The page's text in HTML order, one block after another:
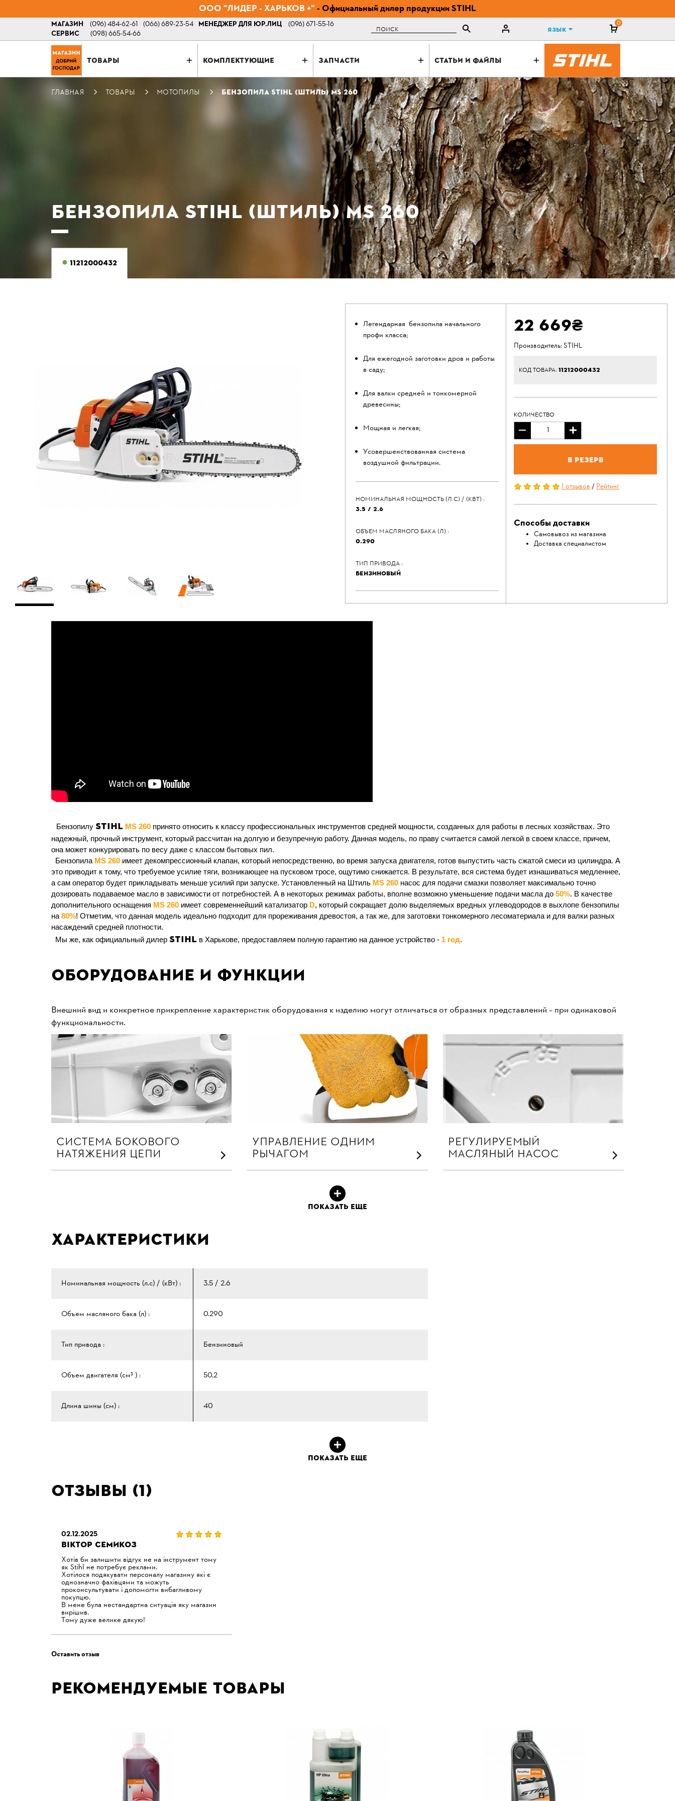
ООО "ЛИДЕР - ХАРЬКОВ +" - Официальный дилер продукции STIHL
МАГАЗИН (096) 484-62-61 (066) 689-23-54 МЕНЕДЖЕР ДЛЯ ЮР.ЛИЦ
(096) 671-55-16
СЕРВИС
(098) 665-54-66 Поиск Язык
0
ТОВАРЫ КОМПЛЕКТУЮЩИЕ ЗАПЧАСТИ СТАТЬИ И ФАЙЛЫ
ГЛАВНАЯ ТОВАРЫ МОТОПИЛЫ БЕНЗОПИЛА STIHL (ШТИЛЬ) MS 260
БЕНЗОПИЛА STIHL (ШТИЛЬ) MS 260
11212000432
Легендарная бензопила начального
профи класса;
Для ежегодной заготовки дров и работы
в саду;
Для валки средней и тонкомерной
древесины;
Мощная и легкая;
Усовершенствованная система
воздушной фильтрации.
НОМИНАЛЬНАЯ МОЩНОСТЬ (Л.С) / (КВТ) :
3.5 / 2.6
ОБЪЕМ МАСЛЯНОГО БАКА (Л) :
0.290
ТИП ПРИВОДА :
БЕНЗИНОВЫЙ
22 669₴
Производитель:STIHL
КОД ТОВАРА: 11212000432
КОЛИЧЕСТВО
В резерв
1 отзывов/Рейтинг
Способы доставки
Самовывоз из магазина
Доставка специалистом
Бензопилу STIHL MS 260 принято относить к классу профессиональных инструментов средней мощности, созданных для работы в лесных хозяйствах. Это
надежный, прочный инструмент, который рассчитан на долгую и безупречную работу. Данная модель, по праву считается самой легкой в своем классе, причем,
она может конкурировать по весу даже с классом бытовых пил.
Бензопила MS 260 имеет декомпрессионный клапан, который непосредственно, во время запуска двигателя, готов выпустить часть сжатой смеси из цилиндра. А
это приводит к тому, что требуемое усилие тяги, возникающее на пусковом тросе, ощутимо снижается. В результате, вся система будет изнашиваться медленнее,
а сам оператор будет прикладывать меньше усилий при запуске. Установленный на Штиль MS 260 насос для подачи смазки позволяет максимально точно
дозировать подаваемое масло в зависимости от потребностей. А в некоторых режимах работы, вполне возможно уменьшение подачи масла до 50%. В качестве
дополнительного оснащения MS 260 имеет современнейший катализатор D, который сокращает долю выделяемых вредных углеводородов в выхлопе бензопилы
на 80%! Отметим, что данная модель идеально подходит для прореживания древостоя, а так же, для заготовки тонкомерного лесоматериала и для валки разных
насаждений средней плотности.
Мы же, как официальный дилер STIHL в Харькове, предоставляем полную гарантию на данное устройство - 1 год.
Оборудование и функции
Внешний вид и конкретное прикрепление характеристик оборудования к изделию могут отличаться от образных представлений – при одинаковой
функциональности.
СИСТЕМА БОКОВОГО
НАТЯЖЕНИЯ ЦЕПИ
УПРАВЛЕНИЕ ОДНИМ
РЫЧАГОМ
РЕГУЛИРУЕМЫЙ
МАСЛЯНЫЙ НАСОС
ПОКАЗАТЬ ЕЩЕ
Характеристики
Номинальная мощность (л.с) / (кВт) : 3.5 / 2.6
Объем масляного бака (л) : 0.290
Тип привода : Бензиновый
Объем двигателя (см³ ) : 50.2
Длина шины (см) : 40
ПОКАЗАТЬ ЕЩЕ
Отзывы (1)
02.12.2025
ВІКТОР СЕМИКОЗ
Хотів би залишити відгук не на інструмент тому
як Stihl не потребує реклами.
Хотілося подякувати персоналу магазину які є
однозначно фахівцями та можуть
проконсультувати і допомогти вибагливому
покупцю.
В мене була нестандартна ситуація яку магазин
вирішив.
Тому дуже велике дякую!
Оставить отзыв
Рекомендуемые товары